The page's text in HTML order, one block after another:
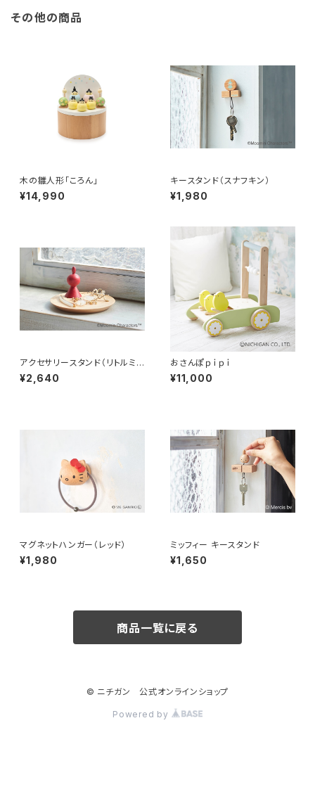
その他の商品
木の雛人形「ころん」
¥14,990
キースタンド（スナフキン）
¥1,980
アクセサリースタンド（リトルミ
イ）
¥2,640
おさんぽｐｉｐｉ
¥11,000
マグネットハンガー（レッド）
¥1,980
ミッフィー キースタンド
¥1,650
商品一覧に戻る
© ニチガン 公式オンラインショップ
Powered by